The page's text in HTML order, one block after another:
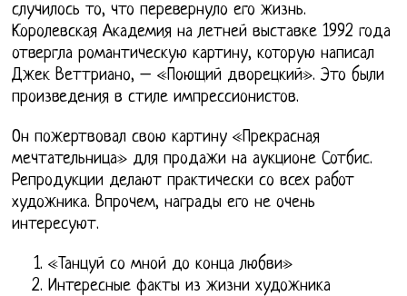
случилось то, что перевернуло его жизнь.
Королевская Академия на летней выставке 1992 года
отвергла романтическую картину, которую написал
Джек Веттриано, – «Поющий дворецкий». Это были
произведения в стиле импрессионистов.
Он пожертвовал свою картину «Прекрасная
мечтательница» для продажи на аукционе Сотбис.
Репродукции делают практически со всех работ
художника. Впрочем, награды его не очень
интересуют.
«Танцуй со мной до конца любви»
Интересные факты из жизни художника